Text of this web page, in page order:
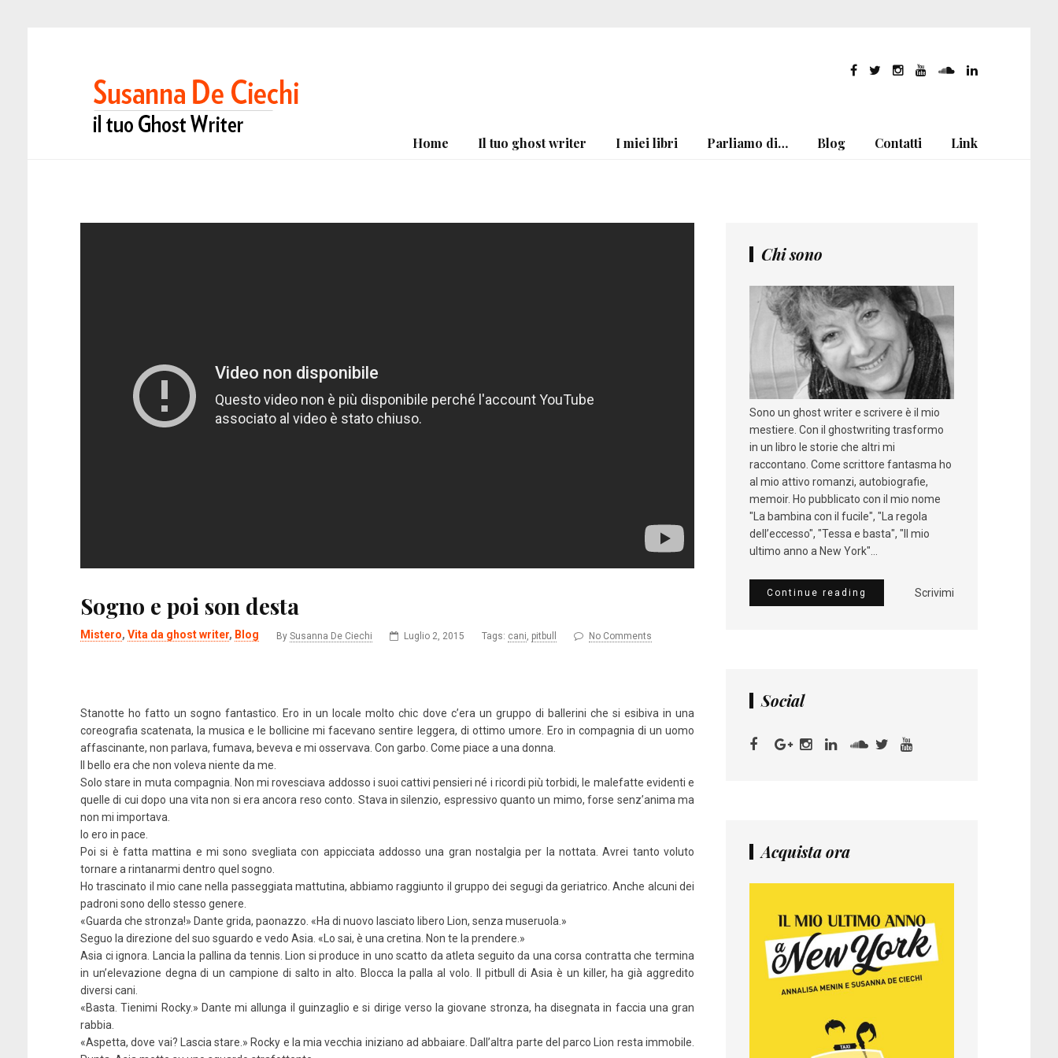
Home Il tuo ghost writer I miei libri Parliamo di… Blog Contatti Link
Sogno e poi son desta
Mistero, Vita da ghost writer, Blog By Susanna De Ciechi Luglio 2, 2015 Tags: cani, pitbull No Comments
Stanotte ho fatto un sogno fantastico. Ero in un locale molto chic dove c’era un gruppo di ballerini che si esibiva in una
coreografia scatenata, la musica e le bollicine mi facevano sentire leggera, di ottimo umore. Ero in compagnia di un uomo
affascinante, non parlava, fumava, beveva e mi osservava. Con garbo. Come piace a una donna.
Il bello era che non voleva niente da me.
Solo stare in muta compagnia. Non mi rovesciava addosso i suoi cattivi pensieri né i ricordi più torbidi, le malefatte evidenti e
quelle di cui dopo una vita non si era ancora reso conto. Stava in silenzio, espressivo quanto un mimo, forse senz’anima ma
non mi importava.
Io ero in pace.
Poi si è fatta mattina e mi sono svegliata con appicciata addosso una gran nostalgia per la nottata. Avrei tanto voluto
tornare a rintanarmi dentro quel sogno.
Ho trascinato il mio cane nella passeggiata mattutina, abbiamo raggiunto il gruppo dei segugi da geriatrico. Anche alcuni dei
padroni sono dello stesso genere.
«Guarda che stronza!» Dante grida, paonazzo. «Ha di nuovo lasciato libero Lion, senza museruola.»
Seguo la direzione del suo sguardo e vedo Asia. «Lo sai, è una cretina. Non te la prendere.»
Asia ci ignora. Lancia la pallina da tennis. Lion si produce in uno scatto da atleta seguito da una corsa contratta che termina
in un’elevazione degna di un campione di salto in alto. Blocca la palla al volo. Il pitbull di Asia è un killer, ha già aggredito
diversi cani.
«Basta. Tienimi Rocky.» Dante mi allunga il guinzaglio e si dirige verso la giovane stronza, ha disegnata in faccia una gran
rabbia.
«Aspetta, dove vai? Lascia stare.» Rocky e la mia vecchia iniziano ad abbaiare. Dall’altra parte del parco Lion resta immobile.
Chi sono
Sono un ghost writer e scrivere è il mio
mestiere. Con il ghostwriting trasformo
in un libro le storie che altri mi
raccontano. Come scrittore fantasma ho
al mio attivo romanzi, autobiografie,
memoir. Ho pubblicato con il mio nome
"La bambina con il fucile", "La regola
dell’eccesso", "Tessa e basta", "Il mio
ultimo anno a New York"...
Scrivimi
Continue reading
Social
Acquista ora